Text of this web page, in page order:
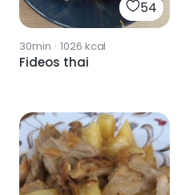
54
30min · 1026 kcal
Fideos thai